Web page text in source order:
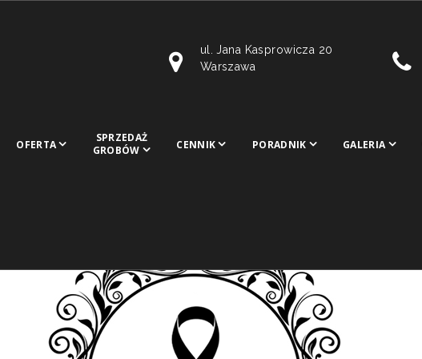
ul. Jana Kasprowicza 20
Warszawa
OFERTA
SPRZEDAŻ
GROBÓW
CENNIK PORADNIK GALERIA